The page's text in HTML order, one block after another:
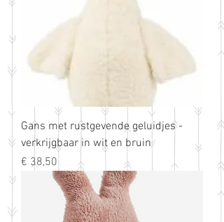
Gans met rustgevende geluidjes -
verkrijgbaar in wit en bruin
Prijs
€ 38,50